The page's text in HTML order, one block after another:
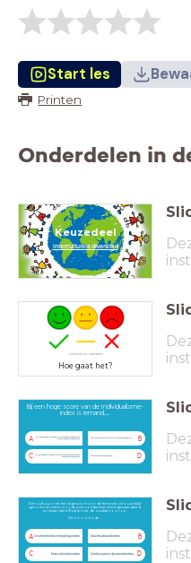
Start les
Printen
Onderdelen in
Keuzedeel
Interculturele diversiteit
Hoe gaat het?
Bij een hoge score van de Individualisme-
index is iemand......
A Sterk individueel gericht is, opkomt voor de eigen meningen en zich niet per se aanpast aan de groep B
Die meer waarde hecht aan concurrentie dan aan solidariteit.
C Sterk groep gericht is, opkomt voor de meningen van de groep en zich aanpast aan de groep D
Geen van deze antwoorden is juist.
Een cultuur met een lage score wordt feminien (vrouwelijk)
genoemd: hierin wordt juist solidariteit sterk gewaardeerd
en staat identificatie met de zwakke voorop.
Dit hoort bij de....
A Onzekerheidsvermijdingsindex B
Machtsafstandindex
C Masculiniteitsindex D
Confuciaanse dynamiekindex